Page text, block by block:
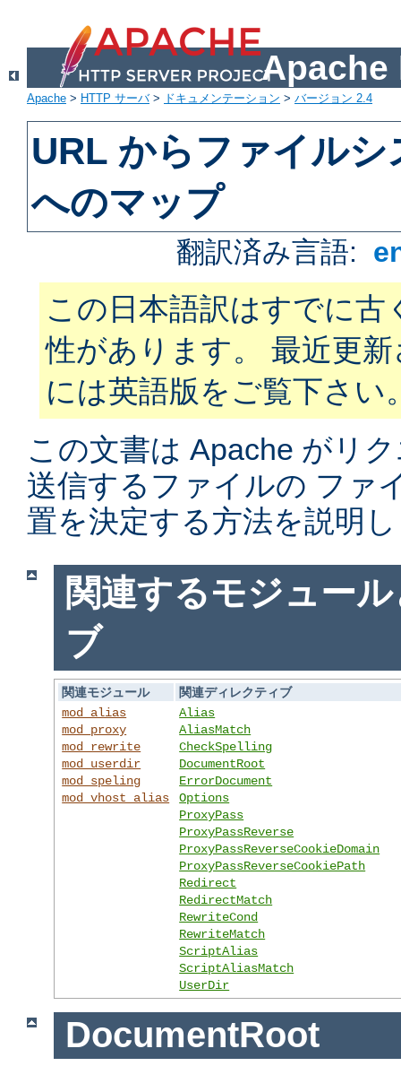
Apache
Apache > HTTP サーバ> ドキュメンテーション > バージョン 2.4
URL からファイル
へのマップ
翻訳済み言語:
この日本語訳はすでに古
性があります。 最近更
には英語版をご覧下さい
この文書は Apache がリ
送信するファイルの ファ
置を決定する方法を説明
関連するモジュー
ブ
関連モジュール
関連ディレクティブ
mod_alias
mod_proxy
mod_rewrite
mod_userdir
mod_speling
mod_vhost_alias
Alias
AliasMatch
CheckSpelling
DocumentRoot
ErrorDocument
Options
ProxyPass
ProxyPassReverse
ProxyPassReverseCookieDomain
ProxyPassReverseCookiePath
Redirect
RedirectMatch
RewriteCond
RewriteMatch
ScriptAlias
ScriptAliasMatch
UserDir
DocumentRoot